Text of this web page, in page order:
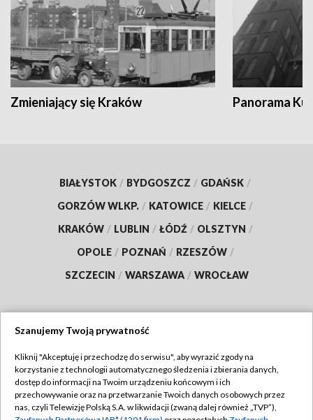
Zmieniający się Kraków Panorama
BIAŁYSTOK / BYDGOSZCZ / GDAŃSK /
GORZÓW WLKP. / KATOWICE / KIELCE /
KRAKÓW / LUBLIN / ŁÓDŹ / OLSZTYN /
OPOLE / POZNAŃ / RZESZÓW /
SZCZECIN / WARSZAWA / WROCŁAW
TVP
Abonament TVP
Regulamin TVP
Szanujemy Twoją prywatność
Kliknij "Akceptuję i przechodzę do serwisu", aby wyrazić zgody na
korzystanie z technologii automatycznego śledzenia i zbierania danych,
dostęp do informacji na Twoim urządzeniu końcowym i ich
przechowywanie oraz na przetwarzanie Twoich danych osobowych przez
nas, czyli Telewizję Polską S.A. w likwidacji (zwaną dalej również „TVP”),